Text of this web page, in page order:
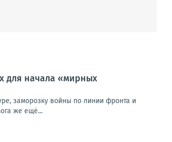
для начала «мирных
заморозку войны по линии фронта и
же ещё...